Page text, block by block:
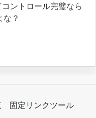
ントロール完璧なら
？
固定リンクツール